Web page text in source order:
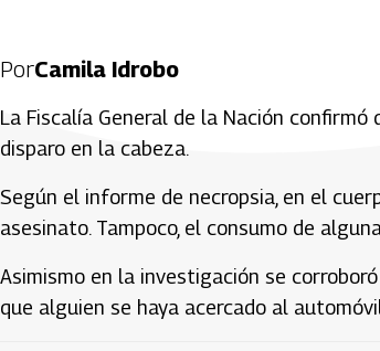
PorCamila Idrobo
La Fiscalía General de la Nación
disparo en la cabeza.
Según el informe de necropsia, en el
asesinato. Tampoco, el consumo de
Asimismo en la investigación se
que alguien se haya acercado al